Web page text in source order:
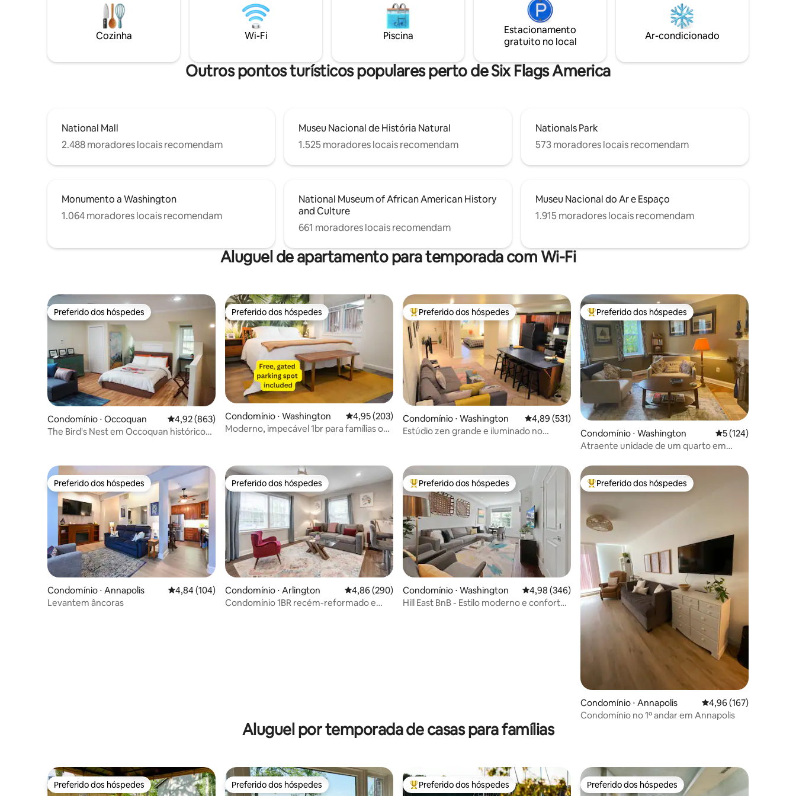
com streaming Internet de alta
velocidade Espaço de trabalho exclusivo
Self check-in 24 horas Máquina de
lavar/secar Estacionamento gratuito
estacionamento na rua, Smart TV de
65"e apenas 3 quarteirões (3 minutos a
pé) da movimentada orla de Fells Point.
Apenas longe o suficiente para dormir
pequenas e pessoas com mobilidade
reduzida Festas não são permitidas. Por
favor, note que não há acesso à água na
propriedade, mas há acesso público à
de lojas e a uma curta distância de carro
do FedExField – Washington Redskins
Stadium, Six Flags, Washington DC e
MGM National Harbor.
Cozinha Wi-Fi Piscina
Estacionamento
gratuito no local
Ar-condicionado
Outros pontos turísticos populares perto de Six Flags America
National Mall
2.488 moradores locais recomendam
Museu Nacional de História Natural
1.525 moradores locais recomendam
Nationals Park
573 moradores locais recomendam
Monumento a Washington
1.064 moradores locais recomendam
National Museum of African American History
and Culture
661 moradores locais recomendam
Museu Nacional do Ar e Espaço
1.915 moradores locais recomendam
Aluguel de apartamento para temporada com Wi-Fi
Preferido dos hóspedes
Preferido dos hóspedes
Condomínio ⋅ Occoquan 4,92 de uma avaliação média de 5, 863 avaliações
4,92 (863)
The Bird's Nest em Occoquan histórico
Preferido dos hóspedes
Preferido dos hóspedes
Condomínio ⋅ Washington 4,95 de uma avaliação média de 5, 203 avaliações
4,95 (203)
Moderno, impecável 1br para famílias ou
Entre os melhores preferidos dos hóspedes
Preferido dos hóspedes
Condomínio ⋅ Washington 4,89 de uma avaliação média de 5, 531 avaliações
4,89 (531)
Estúdio zen grande e iluminado no
Entre os melhores preferidos dos hóspedes
Preferido dos hóspedes
Condomínio ⋅ Washington 5 de uma avaliação
5 (124)
Atraente unidade de um quarto em
Preferido dos hóspedes
Preferido dos hóspedes
Condomínio ⋅ Annapolis 4,84 de uma avaliação média de 5, 104 avaliações
4,84 (104)
Levantem âncoras
Preferido dos hóspedes
Preferido dos hóspedes
Condomínio ⋅ Arlington 4,86 de uma avaliação média de 5, 290 avaliações
4,86 (290)
Condomínio 1BR recém-reformado e
Entre os melhores preferidos dos hóspedes
Preferido dos hóspedes
Condomínio ⋅ Washington 4,98 de uma avaliação média de 5, 346 avaliações
4,98 (346)
Hill East BnB - Estilo moderno e conforto
Entre os melhores preferidos dos hóspedes
Preferido dos hóspedes
Condomínio ⋅ Annapolis 4,96 de uma avaliação
4,96 (167)
Condomínio no 1º andar em Annapolis
Aluguel por temporada de casas para famílias
Preferido dos hóspedes
Preferido dos hóspedes Preferido dos hóspedes
Preferido dos hóspedes Entre os melhores preferidos dos hóspedes
Preferido dos hóspedes Preferido dos hóspedes
Preferido dos hóspedes